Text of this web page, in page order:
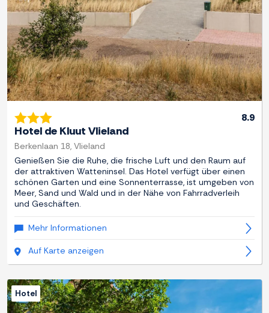
8.9
Hotel de Kluut Vlieland
Berkenlaan 18, Vlieland
Genießen Sie die Ruhe, die frische Luft und den Raum auf
der attraktiven Watteninsel. Das Hotel verfügt über einen
schönen Garten und eine Sonnenterrasse, ist umgeben von
Meer, Sand und Wald und in der Nähe von Fahrradverleih
und Geschäften.
Mehr Informationen
Auf Karte anzeigen
Hotel